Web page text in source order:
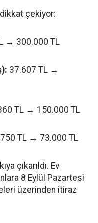
dikkat çekiyor:
→ 300.000 TL
37.607 TL →
TL → 150.000 TL
TL → 73.000 TL
çıkarıldı. Ev
8 Eylül Pazartesi
üzerinden itiraz